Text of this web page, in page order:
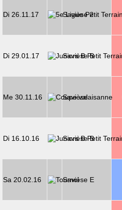
Di 26.11.17 Savièse 2
Di 29.01.17 Savièse B
Me 30.11.16 Savièse
Di 16.10.16 Savièse B
Sa 20.02.16 Savièse E